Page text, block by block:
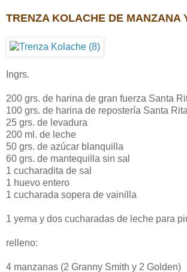
TRENZA KOLACHE DE MANZANA
Ingrs.
200 grs. de harina de gran fuerza Santa
100 grs. de harina de repostería Santa Rita
25 grs. de levadura
200 ml. de leche
50 grs. de azúcar blanquilla
60 grs. de mantequilla sin sal
1 cucharadita de sal
1 huevo entero
1 cucharada sopera de vainilla
1 yema y dos cucharadas de leche para
relleno:
4 manzanas (2 Granny Smith y 2 Golden)